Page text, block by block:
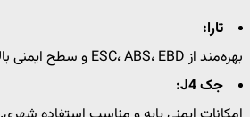
تارا:
بهره‌مند از ESC، ABS، EBD و سطح ایمنی بالاتر.
جک J4: